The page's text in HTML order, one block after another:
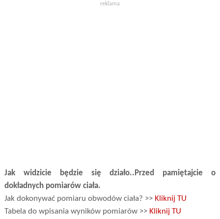
reklama
Jak widzicie będzie się działo..Przed pamiętajcie o
dokładnych pomiarów ciała.
Jak dokonywać pomiaru obwodów ciała? >>Kliknij TU
Tabela do wpisania wyników pomiarów >>Kliknij TU